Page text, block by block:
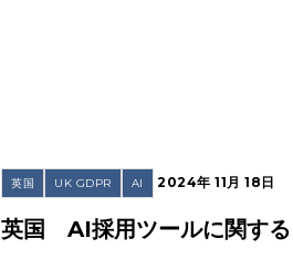
英国 UK GDPR AI 2024年 11月 18日
英国 AI採用ツールに関する